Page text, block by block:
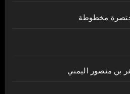
مخطوطة
بن منصور اليمني